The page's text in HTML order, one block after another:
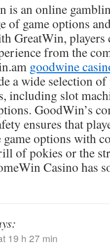
is an online
of game options
GreatWin, players
from the
goodwine
a wide selection
including slot
GoodWin’s
ensures that
options with
of pokies or the
Casino has
19 h 27 min